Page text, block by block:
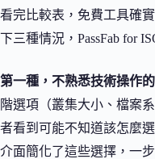
看完比較表，免費工具確
下三種情況，PassFab for
第一種，不熟悉技術操作
階選項（叢集大小、檔案
者看到可能不知道該怎麼選
介面簡化了這些選擇，一